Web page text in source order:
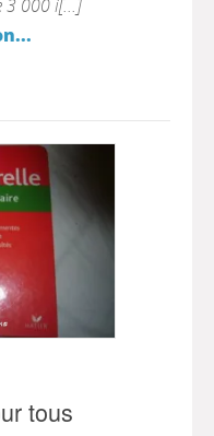
3 000 i[...]
tous